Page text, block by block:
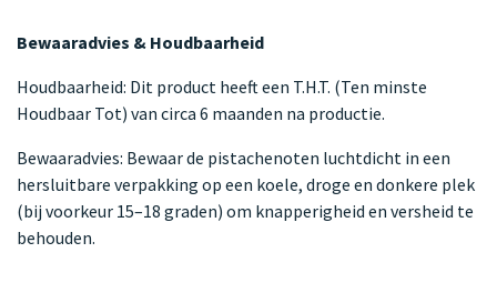
Bewaaradvies & Houdbaarheid
Houdbaarheid: Dit product heeft een T.H.T. (Ten minste
Houdbaar Tot) van circa 6 maanden na productie.
Bewaaradvies: Bewaar de pistachenoten luchtdicht in een
hersluitbare verpakking op een koele, droge en donkere plek
(bij voorkeur 15–18 graden) om knapperigheid en versheid te
behouden.